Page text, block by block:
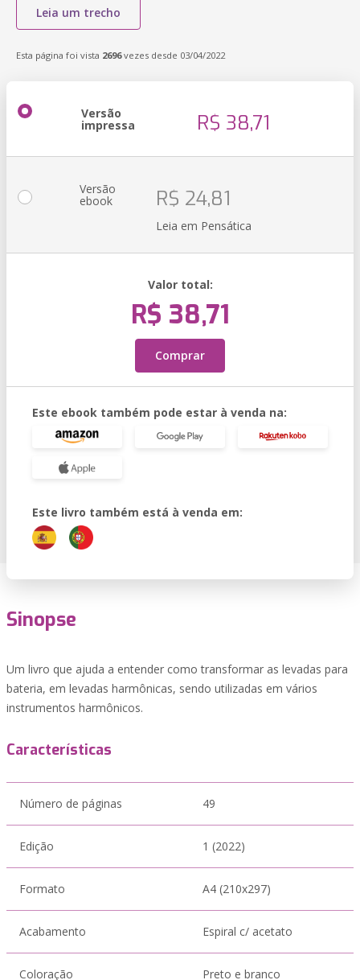
Leia um trecho
Esta página foi vista 2696vezes desde 03/04/2022
Versão
impressa R$ 38,71
Versão
ebook R$ 24,81
Leia em Pensática
Valor total:
R$ 38,71
Comprar
Este ebook também pode estar à venda na:
Este livro também está à venda em:
Sinopse
Um livro que ajuda a entender como transformar as levadas para
bateria, em levadas harmônicas, sendo utilizadas em vários
instrumentos harmônicos.
Características
Número de páginas 49
Edição 1 (2022)
Formato A4 (210x297)
Acabamento Espiral c/ acetato
Coloração Preto e branco